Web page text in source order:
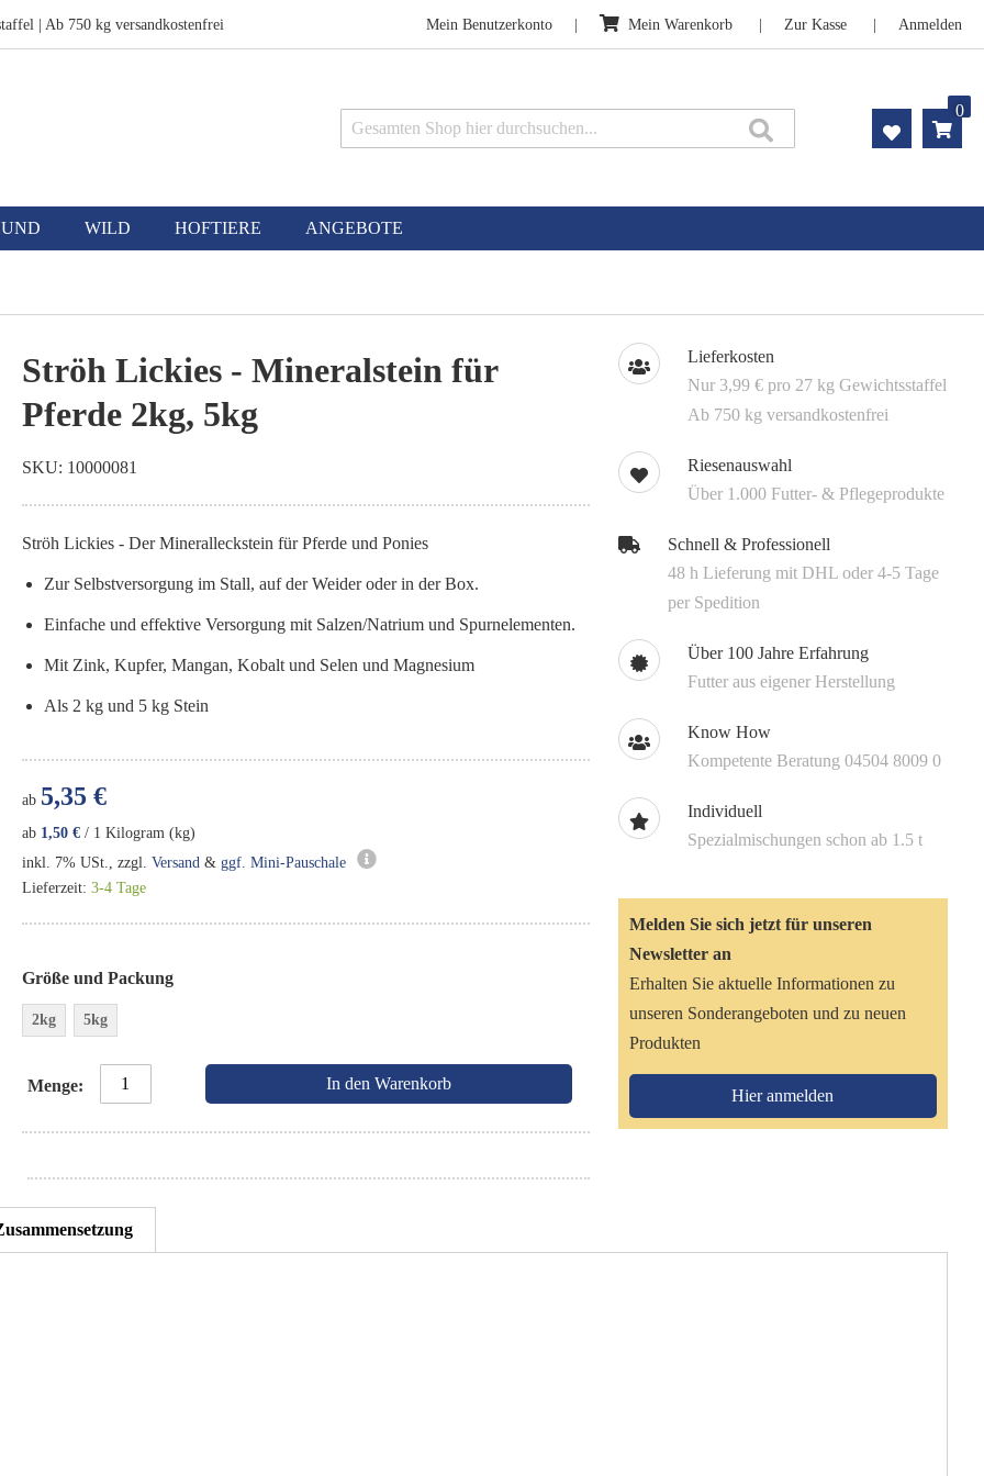
Mein Benutzerkonto Anmelden
| Ab 750 kg versandkostenfrei Mein Warenkorb Zur Kasse
0
WILD HOFTIERE ANGEBOTE
Ströh Lickies - Mineralstein für
Pferde 2kg, 5kg
ab 5,35 €
ab 1,50 € / 1 Kilogram (kg)
inkl. 7% USt., zzgl. Versand& ggf. Mini-Pauschale
Lieferzeit: 3-4 Tage
Größe und Packung
2kg 5kg
Menge In den Warenkorb
Ströh Lickies - Der Mineralleckstein für Pferde und Ponies
Zur Selbstversorgung im Stall, auf der Weider oder in der Box.
Einfache und effektive Versorgung mit Salzen/Natrium und Spurnelementen.
Mit Zink, Kupfer, Mangan, Kobalt und Selen und Magnesium
Als 2 kg und 5 kg Stein
SKU 10000081
Lieferkosten
Nur 3,99 € pro 27 kg Gewichtsstaffel
Ab 750 kg versandkostenfrei
Riesenauswahl
Über 1.000 Futter- & Pflegeprodukte
Schnell & Professionell
48 h Lieferung mit DHL oder 4-5 Tage
per Spedition
Über 100 Jahre Erfahrung
Futter aus eigener Herstellung
Know How
Kompetente Beratung 04504 8009 0
Individuell
Spezialmischungen schon ab 1.5 t
Melden Sie sich jetzt für unseren
Newsletter an
Erhalten Sie aktuelle Informationen zu
unseren Sonderangeboten und zu neuen
Produkten
Hier anmelden